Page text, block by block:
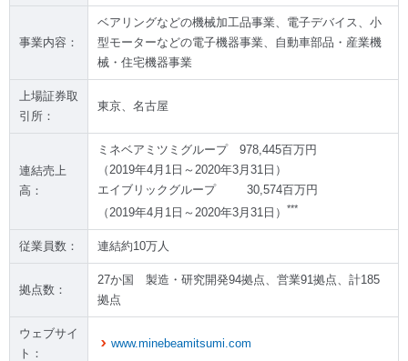
事業内容：
ベアリングなどの機械加工品事業、電子デバイス、小
型モーターなどの電子機器事業、自動車部品・産業機
械・住宅機器事業
上場証券取
引所：
東京、名古屋
連結売上
高：
ミネベアミツミグループ 978,445百万円
（2019年4月1日～2020年3月31日）
エイブリックグループ 30,574百万円
（2019年4月1日～2020年3月31日）
***
従業員数： 連結約10万人
拠点数：
27か国 製造・研究開発94拠点、営業91拠点、計185
拠点
ウェブサイ
ト：
www.minebeamitsumi.com